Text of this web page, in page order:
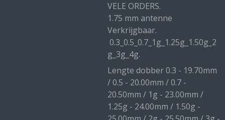
VELE ORDERS.
1.75 mm antenne
Verkrijgbaar.
0.3_0.5_0.7_1g_1.25g_1.50g_2
g_3g_4g.
Lengte dobber 0.3 - 19.70mm
/ 0.5 - 20.00mm / 0.7 -
20.50mm / 1g - 23.00mm /
1.25g - 24.00mm / 1.50g -